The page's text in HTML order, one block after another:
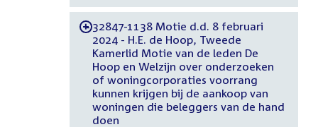
-32847-1138 Motie d.d. 8 februari
2024 - H.E. de Hoop, Tweede
Kamerlid Motie van de leden De
Hoop en Welzijn over onderzoeken
of woningcorporaties voorrang
kunnen krijgen bij de aankoop van
woningen die beleggers van de hand
doen